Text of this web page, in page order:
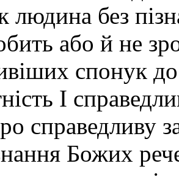
людина без
або й не
спонук
І
справедливу
Божих